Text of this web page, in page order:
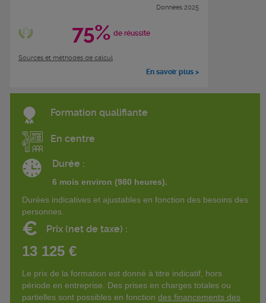
Données 2025
75% de réussite
Sources et méthodes de calcul
En savoir plus >
Formation qualifiante
En centre
Durée :
6 mois environ (980 heures).
Durées indicatives et ajustables en fonction des besoins des
personnes.
€ Prix (net de taxe) :
13 125 €
Le prix de la formation est donné à titre indicatif, hors
période en entreprise. Des prises en charges totales ou
partielles sont possibles en fonction des financements des